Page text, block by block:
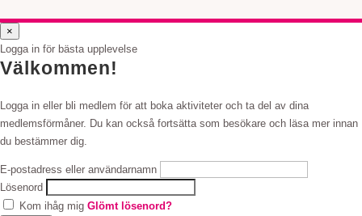
×
Logga in för bästa upplevelse
Välkommen!
Logga in eller bli medlem för att boka aktiviteter och ta del av dina
medlemsförmåner. Du kan också fortsätta som besökare och läsa mer innan
du bestämmer dig.
E-postadress eller användarnamn
Lösenord
Kom ihåg mig Glömt lösenord?